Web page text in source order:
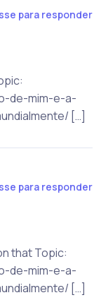
para responder
de-mim-e-a-
[…]
para responder
that Topic:
de-mim-e-a-
[…]